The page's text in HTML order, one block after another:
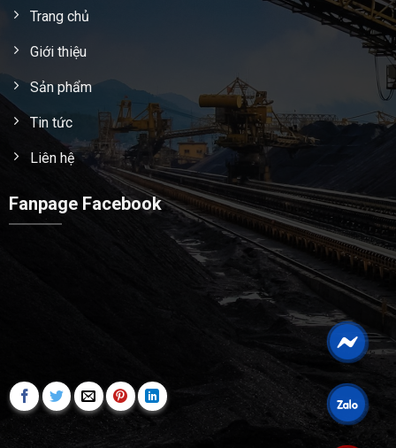
Trang chủ
Giới thiệu
Sản phẩm
Tin tức
Liên hệ
Fanpage Facebook